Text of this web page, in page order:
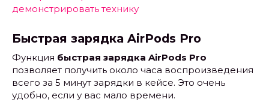
демонстрировать технику
Быстрая зарядка AirPods Pro
Функция быстрая зарядка AirPods Pro
позволяет получить около часа воспроизведения
всего за 5 минут зарядки в кейсе. Это очень
удобно, если у вас мало времени.